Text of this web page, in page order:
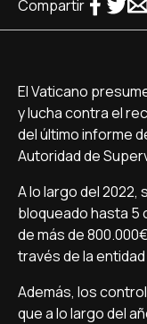
Compartir
El Vaticano
y lucha contra el
del último informe
Autoridad de
A lo largo del
bloqueado hasta 5
de más de
través de la
Además, los
que a lo largo del